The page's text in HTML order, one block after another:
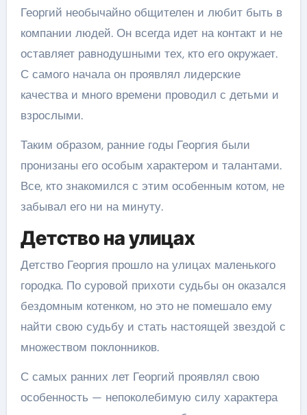
Георгий необычайно общителен и любит быть в
компании людей. Он всегда идет на контакт и не
оставляет равнодушными тех, кто его окружает.
С самого начала он проявлял лидерские
качества и много времени проводил с детьми и
взрослыми.
Таким образом, ранние годы Георгия были
пронизаны его особым характером и талантами.
Все, кто знакомился с этим особенным котом, не
забывал его ни на минуту.
Детство на улицах
Детство Георгия прошло на улицах маленького
городка. По суровой прихоти судьбы он оказался
бездомным котенком, но это не помешало ему
найти свою судьбу и стать настоящей звездой с
множеством поклонников.
С самых ранних лет Георгий проявлял свою
особенность — непоколебимую силу характера